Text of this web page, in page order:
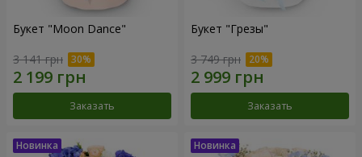
Букет "Moon Dance"
3 141 грн
Заказать
Букет "Грезы"
3 749 грн
Заказать